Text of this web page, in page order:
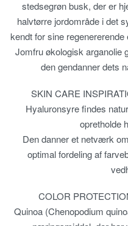
stedsegrøn busk, der er
halvtørre jordområde i det
kendt for sine
Jomfru økologisk arganolie
den gendanner dets
SKIN CARE
Hyaluronsyre findes
opretholde
Den danner et netværk
optimal fordeling af
COLOR
Quinoa (Chenopodium